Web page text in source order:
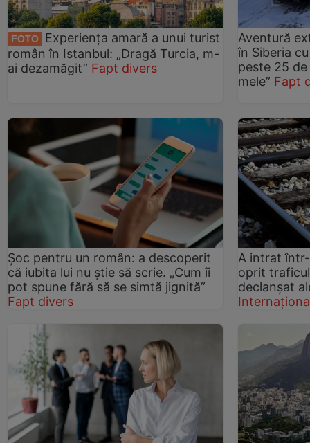
FOTO
Experiența amară a unui turist
român în Istanbul: „Dragă Turcia, m-
ai dezamăgit” Fapt divers
Aventură
în Siberia
peste 25
mele” Fapt
Șoc pentru un român: a descoperit
că iubita lui nu știe să scrie. „Cum îi
pot spune fără să se simtă jignită”
Fapt divers
A intrat
oprit
declanșat